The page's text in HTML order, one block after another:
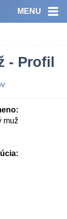
MENU
- Profil
muž